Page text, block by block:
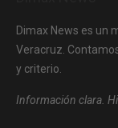
Dimax News es un
Veracruz.
y criterio.
Información clara.